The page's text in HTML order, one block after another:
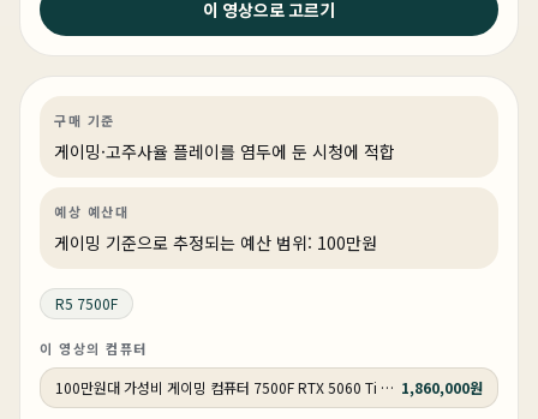
이 영상으로 고르기
요즘 게이밍PC 이정도면 충분한 이유 #조립컴퓨터 #가성
구매 기준
게이밍·고주사율 플레이를 염두에 둔 시청에 적합
예상 예산대
게이밍 기준으로 추정되는 예산 범위: 100만원
R5 7500F
이 영상의 컴퓨터
100만원대 가성비 게이밍 컴퓨터 7500F RTX 5060 Ti GY184 QHD 리그오브레전드 300 프레임 , 배틀그라운드 160 프레임 1,860,000원